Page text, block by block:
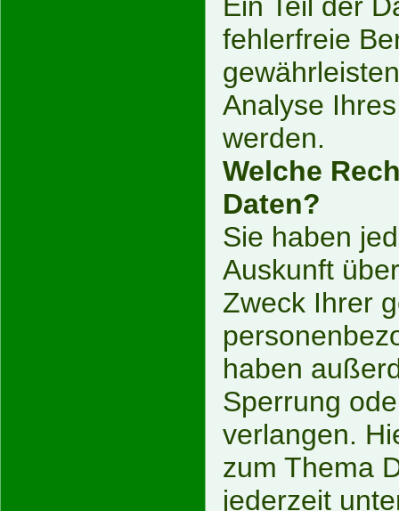
fehlerfreie
Analyse
werden.
Welche
Daten?
Sie haben
Auskunft
Zweck Ihrer
haben
Sperrung
verlangen.
zum Thema
jederzeit